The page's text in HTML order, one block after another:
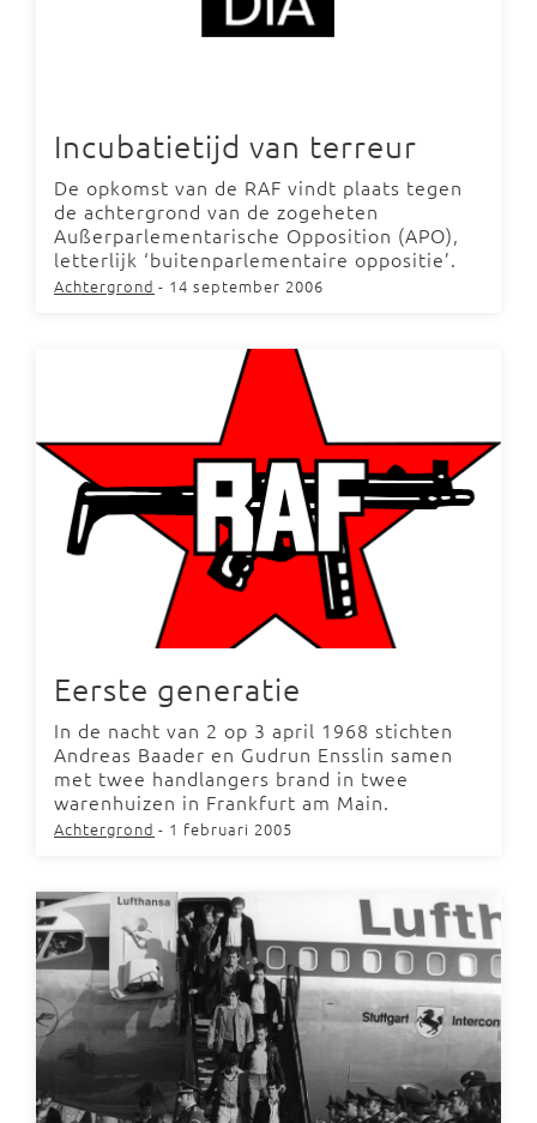
Incubatietijd van terreur
De opkomst van de RAF vindt plaats tegen
de achtergrond van de zogeheten
Außerparlementarische Opposition (APO),
letterlijk ‘buitenparlementaire oppositie’.
Achtergrond - 14 september 2006
Eerste generatie
In de nacht van 2 op 3 april 1968 stichten
Andreas Baader en Gudrun Ensslin samen
met twee handlangers brand in twee
warenhuizen in Frankfurt am Main.
Achtergrond - 1 februari 2005